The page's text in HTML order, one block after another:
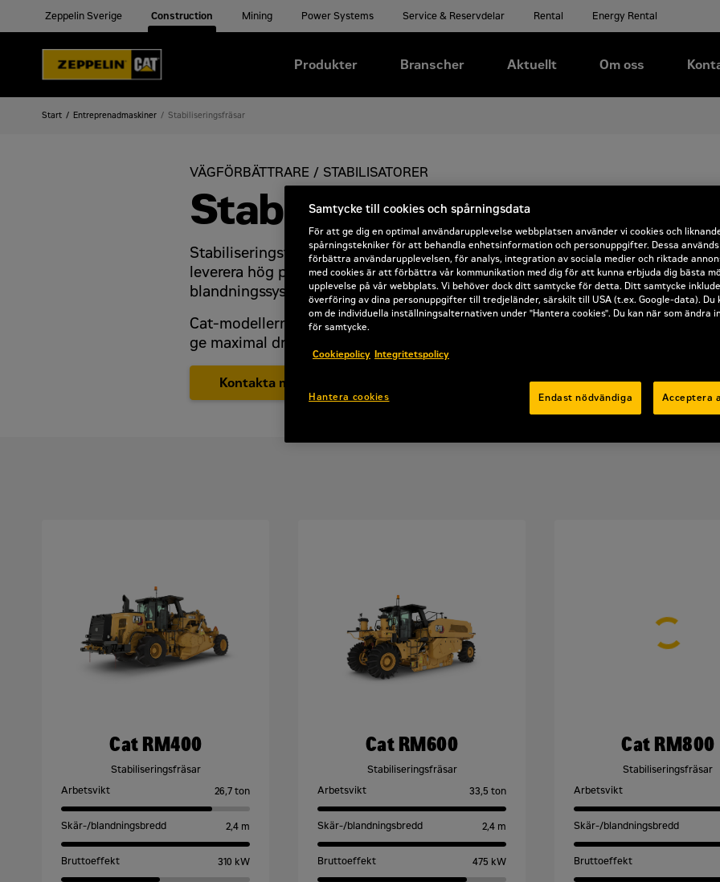
Zeppelin Sverige Construction Mining Power Systems Service & Reservdelar Rental Energy Rental
Produkter Branscher Aktuellt Om oss
Start Entreprenadmaskiner Stabiliseringsfräsar
VÄGFÖRBÄTTRARE / STABILISATORER
Stabiliseringsfräsar
Stabiliseringsfräsar är kraftfulla maskiner för vägförbättring och
leverera hög produktivitet även i de mest krävande projekten. Med starka
blandningssystem och exakt styrning säkerställer de jämn materialkvalitet
Cat-modellerna i RM-serien kombinerar hög effekt, optimal viktfördelning
ge maximal dragkraft, precision och mångsidighet, oavsett terräng och
Kontakta mig!
Företagsnamn
Organisationsnummer
Kommun*
Jobbmejl
Cat RM400
Stabiliseringsfräsar
Arbetsvikt
26,7 ton
Skär-/blandningsbredd 2,4 m
Bruttoeffekt 310 kW
Cat RM600
Stabiliseringsfräsar
Arbetsvikt
33,5 ton
Skär-/blandningsbredd 2,4 m
Bruttoeffekt 475 kW
Cat RM800
Stabiliseringsfräsar
Arbetsvikt
Skär-/blandningsbredd
Bruttoeffekt
Samtycke till cookies och spårningsdata
För att ge dig en optimal användarupplevelse webbplatsen använder vi cookies och
spårningstekniker för att behandla enhetsinformation och personuppgifter. Dessa
förbättra användarupplevelsen, för analys, integration av sociala medier och riktade
med cookies är att förbättra vår kommunikation med dig för att kunna erbjuda dig bästa
upplevelse på vår webbplats. Vi behöver dock ditt samtycke för detta. Ditt samtycke
överföring av dina personuppgifter till tredjeländer, särskilt till USA (t.ex. Google-data). Du
om de individuella inställningsalternativen under "Hantera cookies". Du kan när som ändra
för samtycke.
Cookiepolicy Integritetspolicy
Endast nödvändiga Acceptera
Hantera cookies